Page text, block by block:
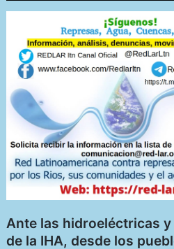
Ante las hidroeléctricas
de la IHA, desde los